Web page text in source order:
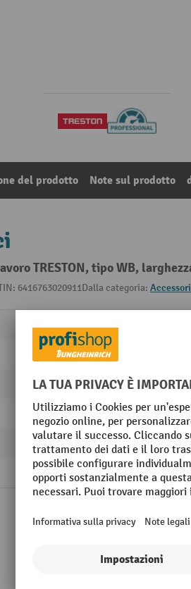
del prodotto Note sul prodotto
TRESTON, tipo WB,
6416763020911Dalla categoria:
500 mm
RAL 7035 grigio chiaro
no
1500 mm
TRESTON
Acciaio